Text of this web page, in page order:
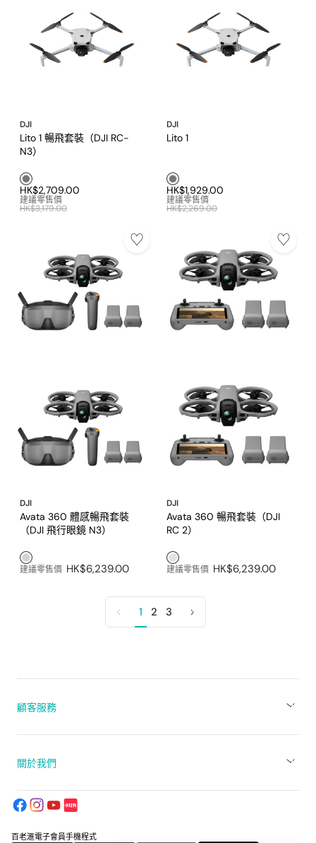
DJI
Lito 1 暢飛套裝（DJI RC-
N3）
灰色1
HK$2,709.00
建議零售價
HK$3,179.00
DJI
Lito 1
灰色1
HK$1,929.00
建議零售價
HK$2,269.00
DJI
Avata 360 體感暢飛套裝
（DJI 飛行眼鏡 N3）
淺灰色3
建議零售價 HK$6,239.00
DJI
Avata 360 暢飛套裝（DJI
RC 2）
淺灰色2
建議零售價 HK$6,239.00
1 2 3
顧客服務
關於我們
百老滙電子會員手機程式